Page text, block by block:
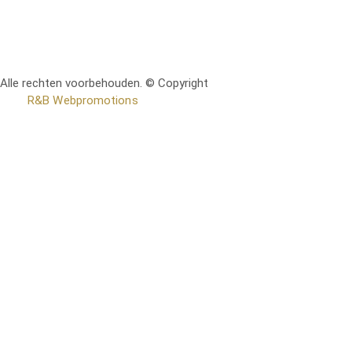
Alle rechten voorbehouden. © Copyright
R&B Webpromotions